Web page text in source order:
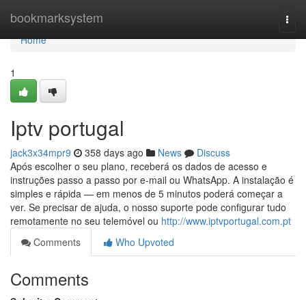
bookmarksystem
Home
Home
1
Iptv portugal
jack3x34mpr9 358 days ago News
Discuss
Após escolher o seu plano, receberá os dados de acesso e
instruções passo a passo por e-mail ou WhatsApp. A instalação é
simples e rápida — em menos de 5 minutos poderá começar a
ver. Se precisar de ajuda, o nosso suporte pode configurar tudo
remotamente no seu telemóvel ou http://www.iptvportugal.com.pt
Comments
Who Upvoted
Comments